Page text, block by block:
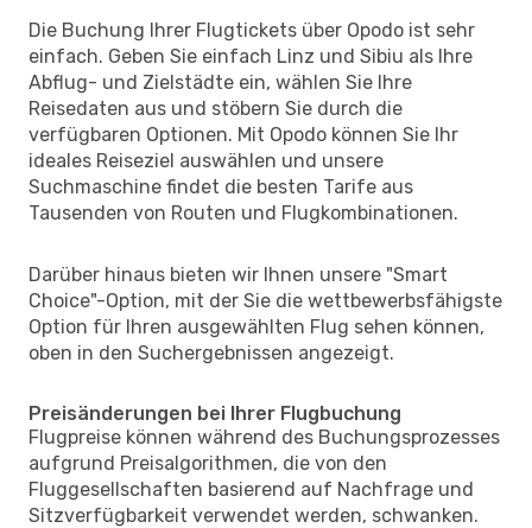
Die Buchung Ihrer Flugtickets über Opodo ist sehr
einfach. Geben Sie einfach Linz und Sibiu als Ihre
Abflug- und Zielstädte ein, wählen Sie Ihre
Reisedaten aus und stöbern Sie durch die
verfügbaren Optionen. Mit Opodo können Sie Ihr
ideales Reiseziel auswählen und unsere
Suchmaschine findet die besten Tarife aus
Tausenden von Routen und Flugkombinationen.
Darüber hinaus bieten wir Ihnen unsere "Smart
Choice"-Option, mit der Sie die wettbewerbsfähigste
Option für Ihren ausgewählten Flug sehen können,
oben in den Suchergebnissen angezeigt.
Preisänderungen bei Ihrer Flugbuchung
Flugpreise können während des Buchungsprozesses
aufgrund Preisalgorithmen, die von den
Fluggesellschaften basierend auf Nachfrage und
Sitzverfügbarkeit verwendet werden, schwanken.